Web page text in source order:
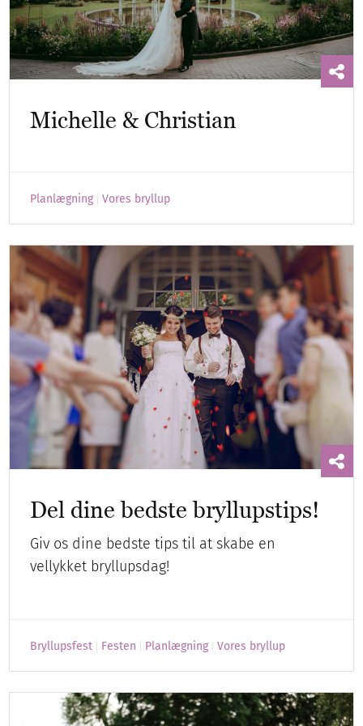
Michelle & Christian
Planlægning Vores bryllup
Del dine bedste bryllupstips!
Giv os dine bedste tips til at skabe en
vellykket bryllupsdag!
Bryllupsfest Festen Planlægning Vores bryllup